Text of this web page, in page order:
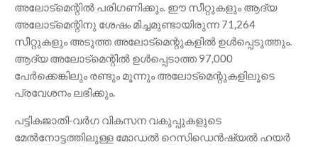
അലോട്മെന്റിൽ പരിഗണിക്കും. ഈ സീറ്റുകളും ആദ്യ
അലോട്മെന്റിനു ശേഷം മിച്ചമുണ്ടായിരുന്ന 71,264
സീറ്റുകളും അടുത്ത അലോട്മെന്റുകളിൽ ഉൾപ്പെടുത്തും.
ആദ്യ അലോട്മെന്റിൽ ഉൾപ്പെടാത്ത 97,000
പേർക്കെങ്കിലും രണ്ടും മൂന്നും അലോട്മെന്റുകളിലൂടെ
പ്രവേശനം ലഭിക്കും.
പട്ടികജാതി-വർഗ വികസന വകുപ്പുകളുടെ
മേൽനോട്ടത്തിലുള്ള മോഡൽ റെസിഡെൻഷ്യൽ ഹയർ